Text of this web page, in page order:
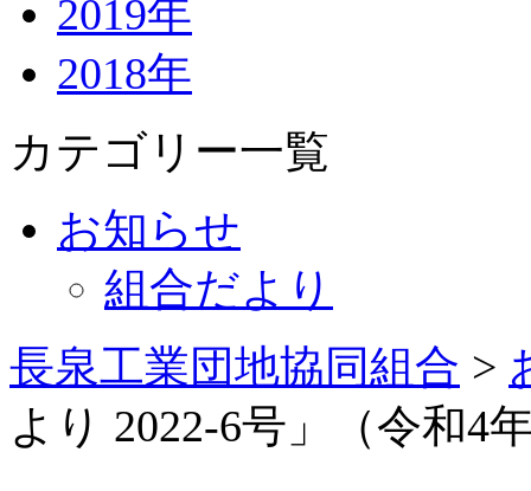
2019年
2018年
カテゴリー一覧
お知らせ
組合だより
長泉工業団地協同組合 >
より 2022-6号」（令和4